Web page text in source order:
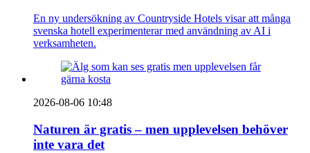
En ny undersökning av Countryside Hotels visar att många
svenska hotell experimenterar med användning av AI i
verksamheten.
2026-08-06 10:48
Naturen är gratis – men upplevelsen behöver
inte vara det